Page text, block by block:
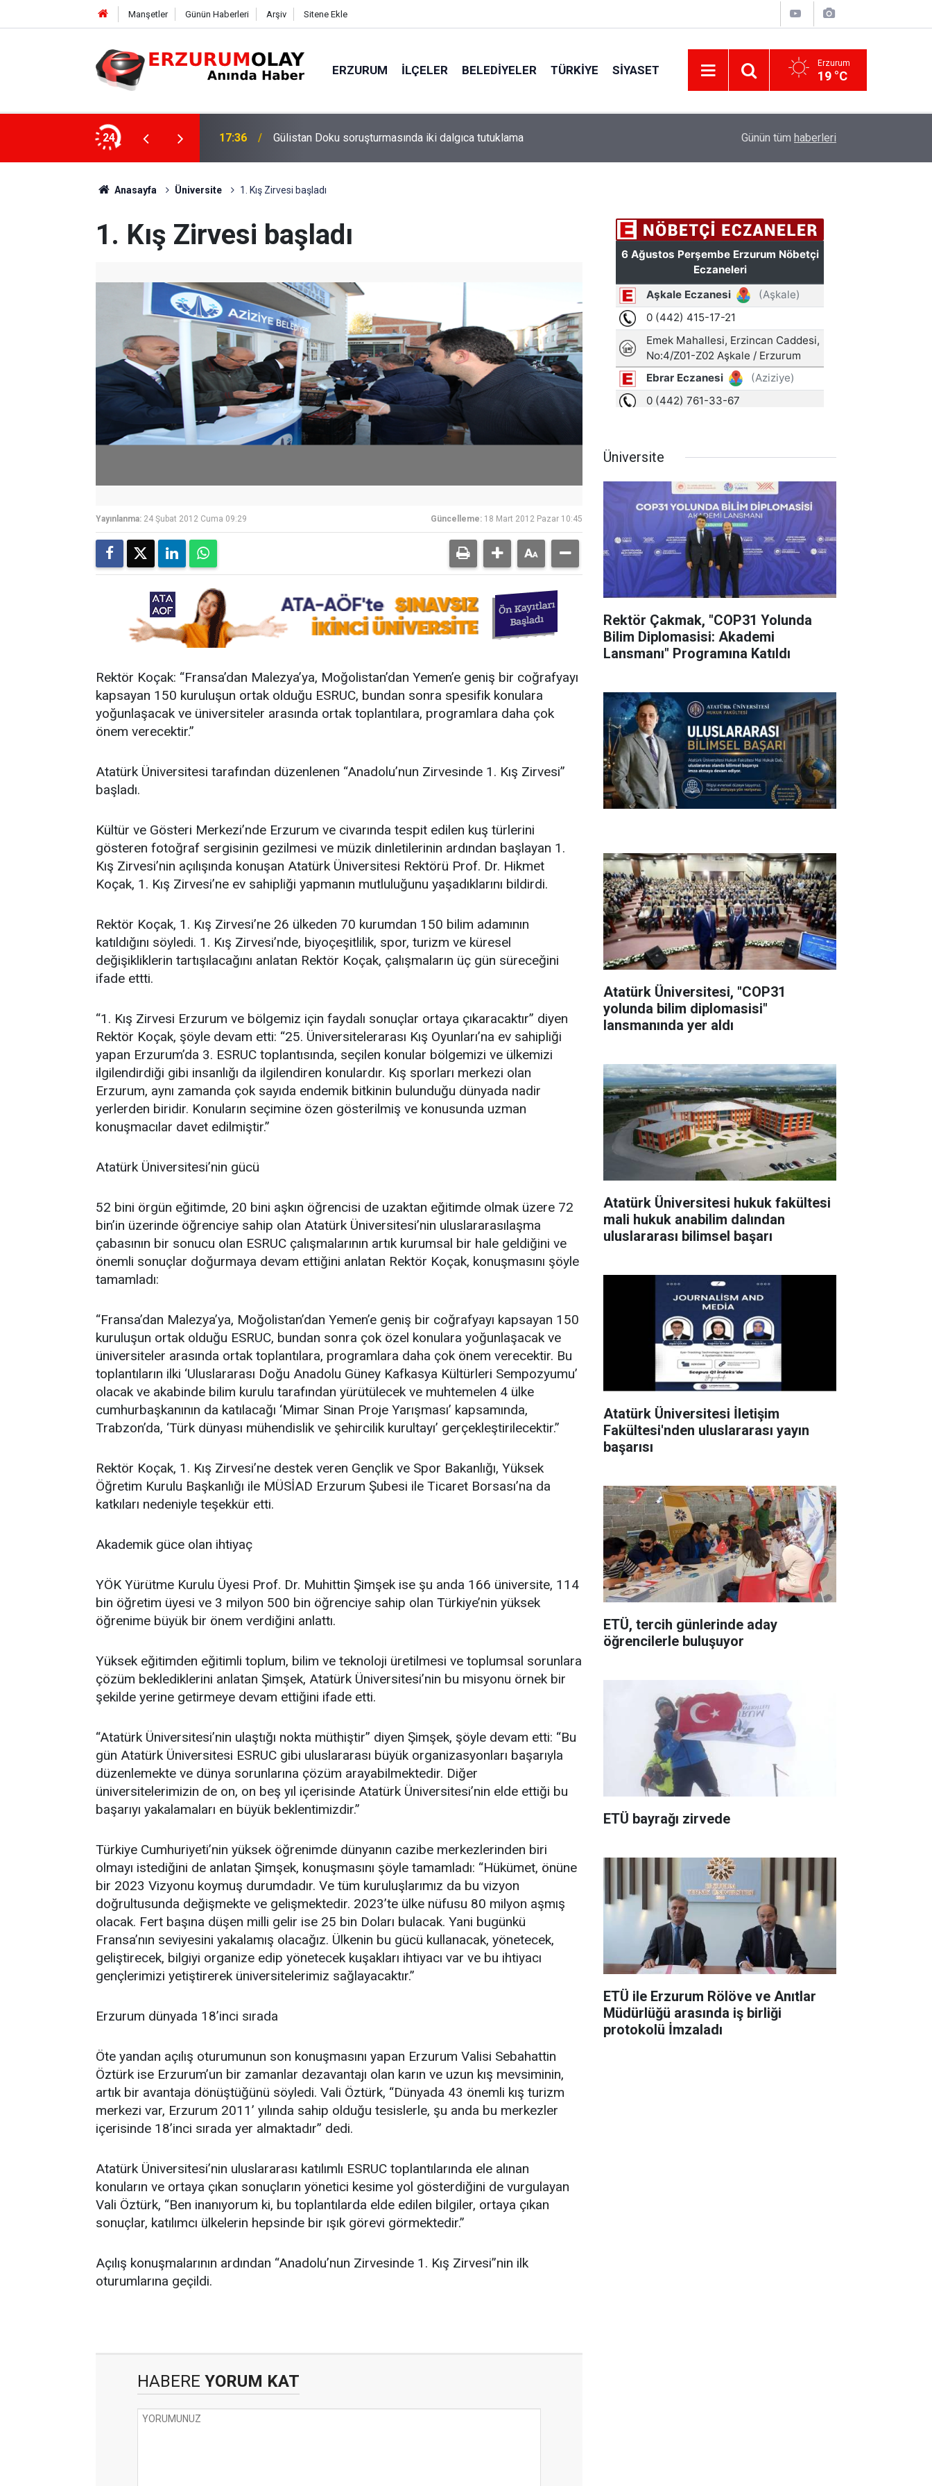
Manşetler Günün Haberleri Arşiv Sitene Ekle
ERZURUM İLÇELER BELEDIYELER TÜRKIYE SIYASET Erzurum
19 °C
24
dalgıca tutuklama 12:29 YÜRÜYEN PARALAR MANGASI
Günün tüm haberleri
Anasayfa Üniversite 1. Kış Zirvesi başladı
1. Kış Zirvesi başladı
Yayınlanma: 24 Şubat 2012 Cuma 09:29 Güncelleme: 18 Mart 2012 Pazar 10:45
Rektör Koçak: “Fransa’dan Malezya’ya, Moğolistan’dan Yemen’e geniş bir coğrafyayı
kapsayan 150 kuruluşun ortak olduğu ESRUC, bundan sonra spesifik konulara
yoğunlaşacak ve üniversiteler arasında ortak toplantılara, programlara daha çok
önem verecektir.”
Atatürk Üniversitesi tarafından düzenlenen “Anadolu’nun Zirvesinde 1. Kış Zirvesi”
başladı.
Kültür ve Gösteri Merkezi’nde Erzurum ve civarında tespit edilen kuş türlerini
gösteren fotoğraf sergisinin gezilmesi ve müzik dinletilerinin ardından başlayan 1.
Kış Zirvesi’nin açılışında konuşan Atatürk Üniversitesi Rektörü Prof. Dr. Hikmet
Koçak, 1. Kış Zirvesi’ne ev sahipliği yapmanın mutluluğunu yaşadıklarını bildirdi.
Rektör Koçak, 1. Kış Zirvesi’ne 26 ülkeden 70 kurumdan 150 bilim adamının
katıldığını söyledi. 1. Kış Zirvesi’nde, biyoçeşitlilik, spor, turizm ve küresel
değişikliklerin tartışılacağını anlatan Rektör Koçak, çalışmaların üç gün süreceğini
ifade ettti.
“1. Kış Zirvesi Erzurum ve bölgemiz için faydalı sonuçlar ortaya çıkaracaktır” diyen
Rektör Koçak, şöyle devam etti: “25. Üniversitelerarası Kış Oyunları’na ev sahipliği
yapan Erzurum’da 3. ESRUC toplantısında, seçilen konular bölgemizi ve ülkemizi
ilgilendirdiği gibi insanlığı da ilgilendiren konulardır. Kış sporları merkezi olan
Erzurum, aynı zamanda çok sayıda endemik bitkinin bulunduğu dünyada nadir
yerlerden biridir. Konuların seçimine özen gösterilmiş ve konusunda uzman
konuşmacılar davet edilmiştir.”
Atatürk Üniversitesi’nin gücü
52 bini örgün eğitimde, 20 bini aşkın öğrencisi de uzaktan eğitimde olmak üzere 72
bin’in üzerinde öğrenciye sahip olan Atatürk Üniversitesi’nin uluslararasılaşma
çabasının bir sonucu olan ESRUC çalışmalarının artık kurumsal bir hale geldiğini ve
önemli sonuçlar doğurmaya devam ettiğini anlatan Rektör Koçak, konuşmasını şöyle
tamamladı:
“Fransa’dan Malezya’ya, Moğolistan’dan Yemen’e geniş bir coğrafyayı kapsayan 150
kuruluşun ortak olduğu ESRUC, bundan sonra çok özel konulara yoğunlaşacak ve
üniversiteler arasında ortak toplantılara, programlara daha çok önem verecektir. Bu
toplantıların ilki ‘Uluslararası Doğu Anadolu Güney Kafkasya Kültürleri Sempozyumu’
olacak ve akabinde bilim kurulu tarafından yürütülecek ve muhtemelen 4 ülke
cumhurbaşkanının da katılacağı ‘Mimar Sinan Proje Yarışması’ kapsamında,
Trabzon’da, ‘Türk dünyası mühendislik ve şehircilik kurultayı’ gerçekleştirilecektir.”
Rektör Koçak, 1. Kış Zirvesi’ne destek veren Gençlik ve Spor Bakanlığı, Yüksek
Öğretim Kurulu Başkanlığı ile MÜSİAD Erzurum Şubesi ile Ticaret Borsası’na da
katkıları nedeniyle teşekkür etti.
Akademik güce olan ihtiyaç
YÖK Yürütme Kurulu Üyesi Prof. Dr. Muhittin Şimşek ise şu anda 166 üniversite, 114
bin öğretim üyesi ve 3 milyon 500 bin öğrenciye sahip olan Türkiye’nin yüksek
öğrenime büyük bir önem verdiğini anlattı.
Yüksek eğitimden eğitimli toplum, bilim ve teknoloji üretilmesi ve toplumsal sorunlara
çözüm beklediklerini anlatan Şimşek, Atatürk Üniversitesi’nin bu misyonu örnek bir
şekilde yerine getirmeye devam ettiğini ifade etti.
“Atatürk Üniversitesi’nin ulaştığı nokta müthiştir” diyen Şimşek, şöyle devam etti: “Bu
gün Atatürk Üniversitesi ESRUC gibi uluslararası büyük organizasyonları başarıyla
düzenlemekte ve dünya sorunlarına çözüm arayabilmektedir. Diğer
üniversitelerimizin de on, on beş yıl içerisinde Atatürk Üniversitesi’nin elde ettiği bu
başarıyı yakalamaları en büyük beklentimizdir.”
Türkiye Cumhuriyeti’nin yüksek öğrenimde dünyanın cazibe merkezlerinden biri
olmayı istediğini de anlatan Şimşek, konuşmasını şöyle tamamladı: “Hükümet, önüne
bir 2023 Vizyonu koymuş durumdadır. Ve tüm kuruluşlarımız da bu vizyon
doğrultusunda değişmekte ve gelişmektedir. 2023’te ülke nüfusu 80 milyon aşmış
olacak. Fert başına düşen milli gelir ise 25 bin Doları bulacak. Yani bugünkü
Fransa’nın seviyesini yakalamış olacağız. Ülkenin bu gücü kullanacak, yönetecek,
geliştirecek, bilgiyi organize edip yönetecek kuşakları ihtiyacı var ve bu ihtiyacı
gençlerimizi yetiştirerek üniversitelerimiz sağlayacaktır.”
Erzurum dünyada 18’inci sırada
Öte yandan açılış oturumunun son konuşmasını yapan Erzurum Valisi Sebahattin
Öztürk ise Erzurum’un bir zamanlar dezavantajı olan karın ve uzun kış mevsiminin,
artık bir avantaja dönüştüğünü söyledi. Vali Öztürk, “Dünyada 43 önemli kış turizm
merkezi var, Erzurum 2011’ yılında sahip olduğu tesislerle, şu anda bu merkezler
içerisinde 18’inci sırada yer almaktadır” dedi.
Atatürk Üniversitesi’nin uluslararası katılımlı ESRUC toplantılarında ele alınan
konuların ve ortaya çıkan sonuçların yönetici kesime yol gösterdiğini de vurgulayan
Vali Öztürk, “Ben inanıyorum ki, bu toplantılarda elde edilen bilgiler, ortaya çıkan
sonuçlar, katılımcı ülkelerin hepsinde bir ışık görevi görmektedir.”
Açılış konuşmalarının ardından “Anadolu’nun Zirvesinde 1. Kış Zirvesi”nin ilk
oturumlarına geçildi.
HABERE YORUM KAT
Üniversite
Rektör Çakmak, "COP31 Yolunda
Bilim Diplomasisi: Akademi
Lansmanı" Programına Katıldı
Atatürk Üniversitesi, "COP31
yolunda bilim diplomasisi"
lansmanında yer aldı
Atatürk Üniversitesi hukuk fakültesi
mali hukuk anabilim dalından
uluslararası bilimsel başarı
Atatürk Üniversitesi İletişim
Fakültesi'nden uluslararası yayın
başarısı
ETÜ, tercih günlerinde aday
öğrencilerle buluşuyor
ETÜ bayrağı zirvede
ETÜ ile Erzurum Rölöve ve Anıtlar
Müdürlüğü arasında iş birliği
protokolü İmzaladı